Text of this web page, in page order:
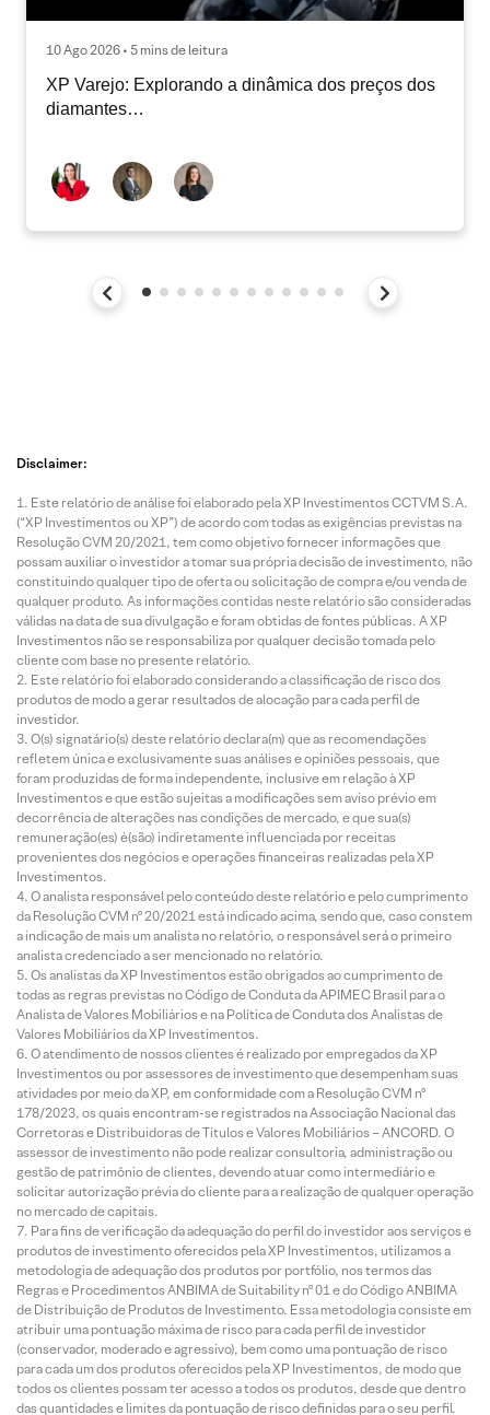
10 Ago 2026 • 5 mins de leitura
XP Varejo: Explorando a dinâmica dos preços dos
diamantes…
Disclaimer:
Este relatório de análise foi elaborado pela XP Investimentos CCTVM S.A.
(“XP Investimentos ou XP”) de acordo com todas as exigências previstas na
Resolução CVM 20/2021, tem como objetivo fornecer informações que
possam auxiliar o investidor a tomar sua própria decisão de investimento, não
constituindo qualquer tipo de oferta ou solicitação de compra e/ou venda de
qualquer produto. As informações contidas neste relatório são consideradas
válidas na data de sua divulgação e foram obtidas de fontes públicas. A XP
Investimentos não se responsabiliza por qualquer decisão tomada pelo
cliente com base no presente relatório.
Este relatório foi elaborado considerando a classificação de risco dos
produtos de modo a gerar resultados de alocação para cada perfil de
investidor.
O(s) signatário(s) deste relatório declara(m) que as recomendações
refletem única e exclusivamente suas análises e opiniões pessoais, que
foram produzidas de forma independente, inclusive em relação à XP
Investimentos e que estão sujeitas a modificações sem aviso prévio em
decorrência de alterações nas condições de mercado, e que sua(s)
remuneração(es) é(são) indiretamente influenciada por receitas
provenientes dos negócios e operações financeiras realizadas pela XP
Investimentos.
O analista responsável pelo conteúdo deste relatório e pelo cumprimento
da Resolução CVM nº 20/2021 está indicado acima, sendo que, caso constem
a indicação de mais um analista no relatório, o responsável será o primeiro
analista credenciado a ser mencionado no relatório.
Os analistas da XP Investimentos estão obrigados ao cumprimento de
todas as regras previstas no Código de Conduta da APIMEC Brasil para o
Analista de Valores Mobiliários e na Política de Conduta dos Analistas de
Valores Mobiliários da XP Investimentos.
O atendimento de nossos clientes é realizado por empregados da XP
Investimentos ou por assessores de investimento que desempenham suas
atividades por meio da XP, em conformidade com a Resolução CVM nº
178/2023, os quais encontram-se registrados na Associação Nacional das
Corretoras e Distribuidoras de Títulos e Valores Mobiliários – ANCORD. O
assessor de investimento não pode realizar consultoria, administração ou
gestão de patrimônio de clientes, devendo atuar como intermediário e
solicitar autorização prévia do cliente para a realização de qualquer operação
no mercado de capitais.
Para fins de verificação da adequação do perfil do investidor aos serviços e
produtos de investimento oferecidos pela XP Investimentos, utilizamos a
metodologia de adequação dos produtos por portfólio, nos termos das
Regras e Procedimentos ANBIMA de Suitability nº 01 e do Código ANBIMA
de Distribuição de Produtos de Investimento. Essa metodologia consiste em
atribuir uma pontuação máxima de risco para cada perfil de investidor
(conservador, moderado e agressivo), bem como uma pontuação de risco
para cada um dos produtos oferecidos pela XP Investimentos, de modo que
todos os clientes possam ter acesso a todos os produtos, desde que dentro
das quantidades e limites da pontuação de risco definidas para o seu perfil.